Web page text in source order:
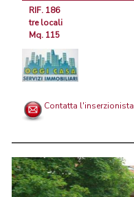
RIF. 186
tre locali
Mq. 115
Contatta l'inserzionista